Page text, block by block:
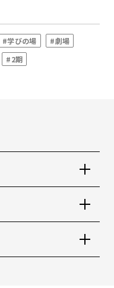
#学びの場
#劇場
#2期